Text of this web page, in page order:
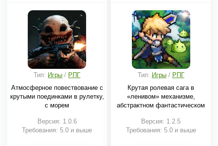
Тип: Игры / РПГ
Атмосферное повествование с
крутыми поединками в рулетку,
с морем
Версия: 1.0.6
Требования: 5.0 и выше
Тип: Игры/ РПГ
Крутая ролевая сага в
«ленивом» механизме,
абстрактном фантастическом
Версия: 1.2.5
Требования: 5.0 и выше